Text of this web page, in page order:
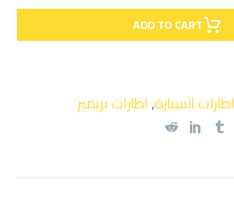
ADD TO CART
اطارات السيارة,اطارات بريمير